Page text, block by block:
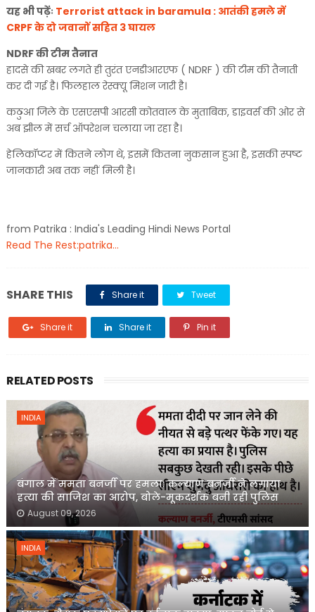
यह भी पढ़ेंः Terrorist attack in baramula : आतंकी हमले में
CRPF के दो जवानों सहित 3 घायल
NDRF की टीम तैनात
हादसे की खबर लगते ही तुरंत एनडीआरएफ ( NDRF ) की टीम की तैनाती
कर दी गई है। फिलहाल रेस्क्यू मिशन जारी है।
कठुआ जिले के एसएसपी आरसी कोतवाल के मुताबिक, डाइवर्स की ओर से
अब झील में सर्च ऑपरेशन चलाया जा रहा है।
हेलिकॉप्टर में कितने लोग थे, इसमें कितना नुकसान हुआ है, इसकी स्पष्ट
जानकारी अब तक नहीं मिली है।
from Patrika : India's Leading Hindi News Portal
Read The Rest:patrika...
SHARE THIS Share it Tweet
Share it Share it Pin it
RELATED POSTS
INDIA
बंगाल में ममता बनर्जी पर हमला: कल्याण बनर्जी ने लगाया
हत्या की साजिश का आरोप, बोले-मूकदर्शक बनी रही पुलिस
August 09, 2026
INDIA